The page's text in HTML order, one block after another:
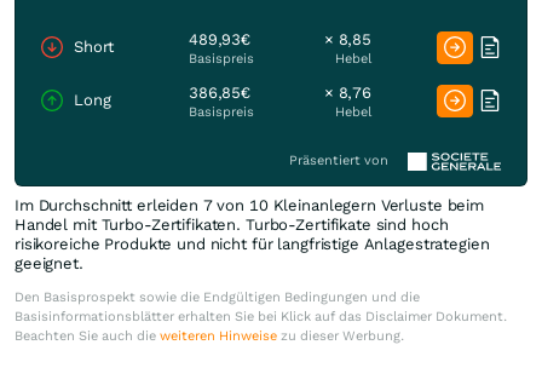
Short 489,93€
Basispreis
× 8,85
Hebel
Long 386,85€
Basispreis
× 8,76
Hebel
Präsentiert von
Im Durchschnitt erleiden 7 von 10 Kleinanlegern Verluste beim
Handel mit Turbo-Zertifikaten. Turbo-Zertifikate sind hoch
risikoreiche Produkte und nicht für langfristige Anlagestrategien
geeignet.
Den Basisprospekt sowie die Endgültigen Bedingungen und die
Basisinformationsblätter erhalten Sie bei Klick auf das Disclaimer Dokument.
Beachten Sie auch die weiteren Hinweise zu dieser Werbung.